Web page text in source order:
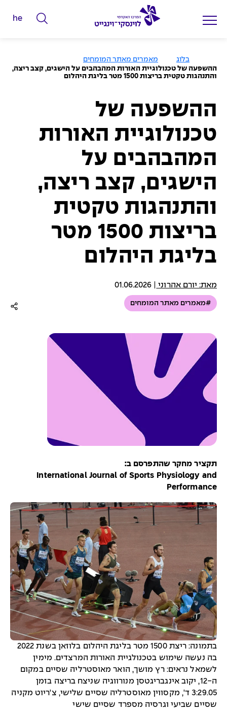
ה
ד
י
פ
he
ו
ד
י
בלוג
מאמרים מאתר המומחים
ההשפעה של טכנולוגיית האורות המהבהבים על הישגים, קצב ריצה,
והתנהגות טקטית בריצות 1500 מטר בליגת היהלום
ההשפעה של
טכנולוגיית האורות
המהבהבים על
הישגים, קצב ריצה,
והתנהגות טקטית
בריצות 1500 מטר
בליגת היהלום
מאת: יורם אהרוני 01.06.2026
#מאמרים מאתר המומחים
תקציר מחקר שהתפרסם ב:
International Journal of Sports Physiology and
Performance
בתמונה: ריצת 1500 מטר בליגת היהלום בלוזאן בשנת 2022
בה נעשה שימוש בטכנולגיית האורות המרצדים. מימין
לשמאל נראים: רץ מושך, הואר מאוסטרליה שסיים במקום
ה-12, יקוב אינגבריגטסן מנורווגיה שניצח בריצה בזמן
3:29.05 ד', מקסווין מאוסטרליה שסיים שלישי, צ'ריוט מקניה
שסיים שביעי וגרסיה מספרד שסיים שישי